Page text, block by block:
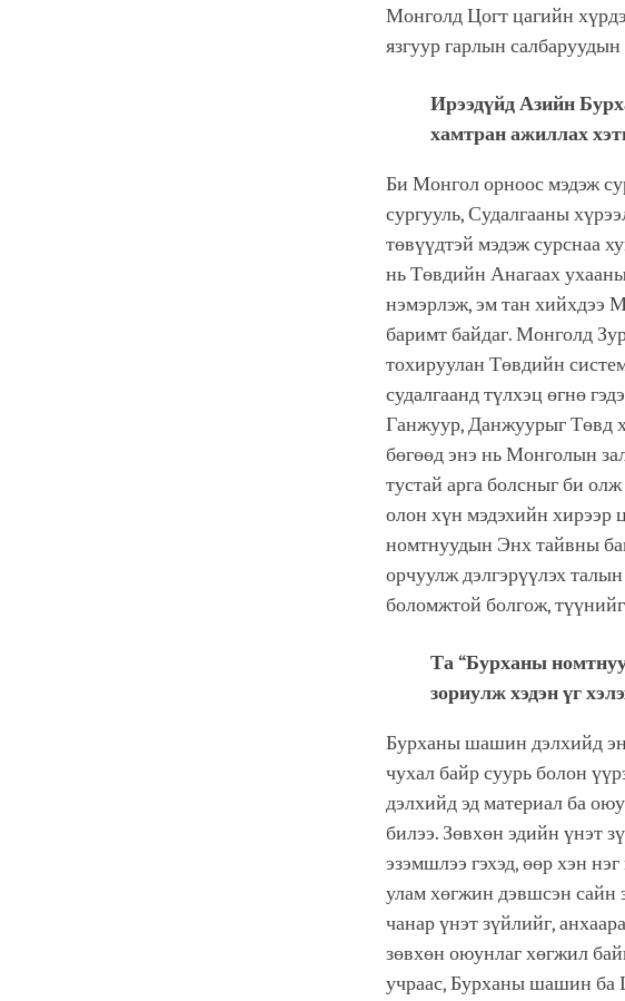
Монголд Цогт цагийн
язгуур гарлын
Ирээдүйд Азийн
хамтран ажиллах
Би Монгол орноос мэдэж
сургууль, Судалгааны
төвүүдтэй мэдэж сурснаа
нь Төвдийн Анагаах ухааны
нэмэрлэж, эм тан хийхдээ
баримт байдаг. Монголд
тохируулан Төвдийн
судалгаанд түлхэц өгнө
Ганжуур, Данжуурыг Төвд
бөгөөд энэ нь Монголын
тустай арга болсныг би
олон хүн мэдэхийн хирээр
номтнуудын Энх тайвны
орчуулж дэлгэрүүлэх
боломжтой болгож, түүнийг
Та “Бурханы
зориулж хэдэн үг
Бурханы шашин дэлхийд
чухал байр суурь болон
дэлхийд эд материал ба
билээ. Зөвхөн эдийн үнэт
эзэмшлээ гэхэд, өөр хэн
улам хөгжин дэвшсэн сайн
чанар үнэт зүйлийг,
зөвхөн оюунлаг хөгжил
учраас, Бурханы шашин ба